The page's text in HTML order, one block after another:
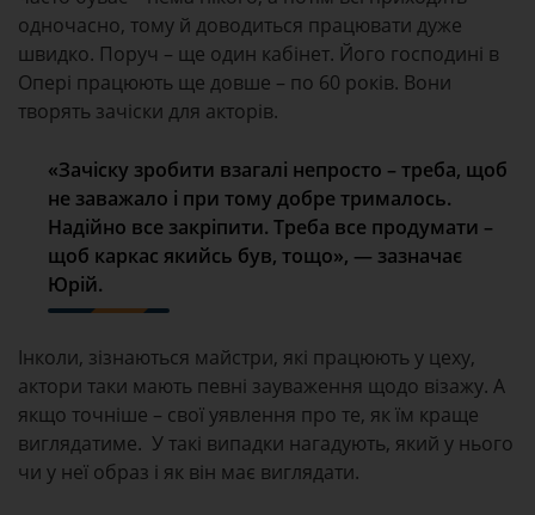
одночасно, тому й доводиться працювати дуже
швидко. Поруч – ще один кабінет. Його господині в
Опері працюють ще довше – по 60 років. Вони
творять зачіски для акторів.
«Зачіску зробити взагалі непросто – треба, щоб
не заважало і при тому добре трималось.
Надійно все закріпити. Треба все продумати –
щоб каркас якийсь був, тощо», — зазначає
Юрій.
Інколи, зізнаються майстри, які працюють у цеху,
актори таки мають певні зауваження щодо візажу. А
якщо точніше – свої уявлення про те, як їм краще
виглядатиме. У такі випадки нагадують, який у нього
чи у неї образ і як він має виглядати.